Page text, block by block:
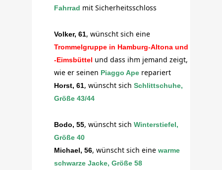
Fahrrad mit Sicherheitsschloss
Volker, 61, wünscht sich eine
Trommelgruppe in Hamburg-Altona und
-Eimsbüttel und dass ihm jemand zeigt,
wie er seinen Piaggo Ape repariert
Horst, 61, wünscht sich Schlittschuhe,
Größe 43/44
Bodo, 55, wünscht sich Winterstiefel,
Größe 40
Michael, 56, wünscht sich eine warme
schwarze Jacke, Größe 58